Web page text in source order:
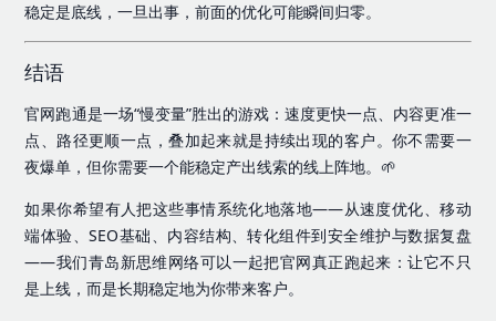
稳定是底线，一旦出事，前面的优化可能瞬间归零。
结语
官网跑通是一场“慢变量”胜出的游戏：速度更快一点、内容更准一
点、路径更顺一点，叠加起来就是持续出现的客户。你不需要一
夜爆单，但你需要一个能稳定产出线索的线上阵地。🌱
如果你希望有人把这些事情系统化地落地——从速度优化、移动
端体验、SEO基础、内容结构、转化组件到安全维护与数据复盘
——我们青岛新思维网络可以一起把官网真正跑起来：让它不只
是上线，而是长期稳定地为你带来客户。